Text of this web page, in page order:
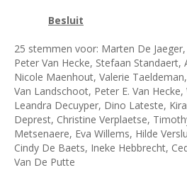
Besluit
25 stemmen voor: Marten De
Peter Van Hecke, Stefaan Standaert,
Nicole Maenhout, Valerie
Van Landschoot, Peter E. Van
Leandra Decuyper, Dino Lateste,
Deprest, Christine Verplaetse,
Metsenaere, Eva Willems, Hilde
Cindy De Baets, Ineke Hebbrecht,
Van De Putte